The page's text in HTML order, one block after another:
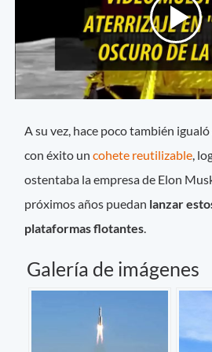
A su vez, hace poco también
con éxito uncohete reutilizable,
ostentaba la empresa de Elon
próximos años puedan lanzar
plataformas flotantes.
Galería de imágenes